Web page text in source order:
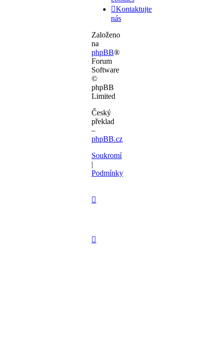
Kontaktujte
nás
Založeno
na
phpBB®
Forum
Software
©
phpBB
Limited
Český
překlad
–
phpBB.cz
Soukromí
|
Podmínky